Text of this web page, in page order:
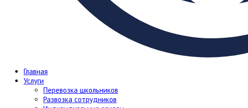
Главная
Услуги
Перевозка школьников
Развозка сотрудников